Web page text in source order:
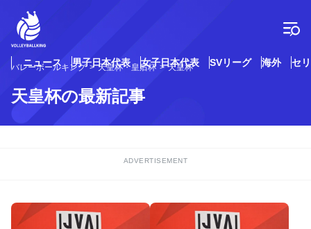
テ
ツ
ニュース 男子日本代表 女子日本代表 SVリーグ 海外 セ
バレーボールキング 天皇杯・皇后杯 天皇杯
天皇杯の最新記事
ADVERTISEMENT